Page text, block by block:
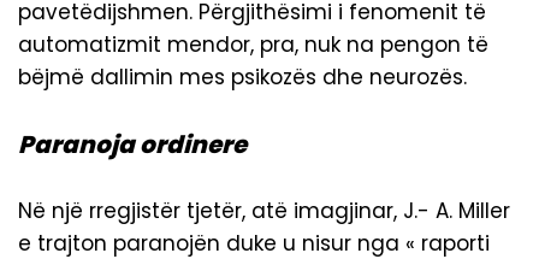
pavetëdijshmen. Përgjithësimi i fenomenit të
automatizmit mendor, pra, nuk na pengon të
bëjmë dallimin mes psikozës dhe neurozës.
Paranoja ordinere
Në një rregjistër tjetër, atë imagjinar, J.- A. Miller
e trajton paranojën duke u nisur nga « raporti